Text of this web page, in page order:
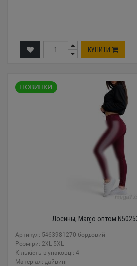
КУПИТИ
Лосины, Margo оптом
Артикул: 5463981270 бордовий
Розміри: 2XL-5XL
Кількість в упаковці: 4
Mатеріал: дайвинг